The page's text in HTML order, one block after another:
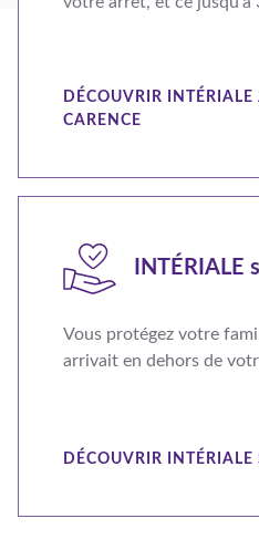
DÉCOUVRIR INTÉRIALE
CARENCE
INTÉRIALE
Vous protégez votre
arrivait en dehors de
DÉCOUVRIR INTÉRIALE